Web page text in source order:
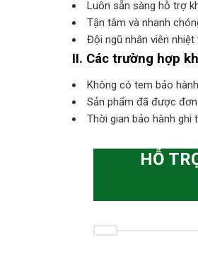
Luôn sẵn sàng hỗ trợ
Tận tâm và nhanh
Đội ngũ nhân viên
II. Các trường hợp
Không có tem bảo
Sản phẩm đã được
Thời gian bảo hành ghi
HỖ